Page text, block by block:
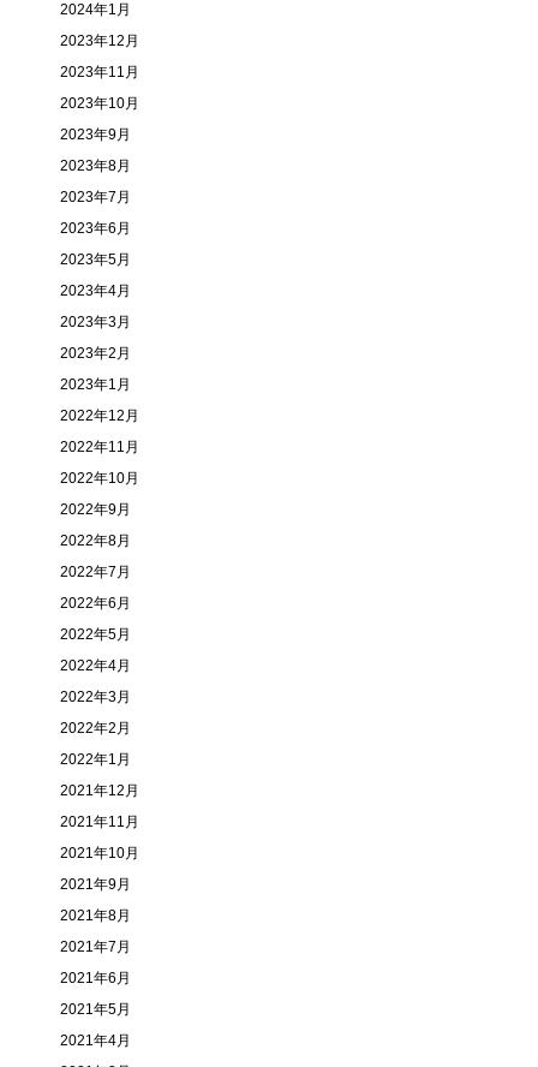
2024年1月
2023年12月
2023年11月
2023年10月
2023年9月
2023年8月
2023年7月
2023年6月
2023年5月
2023年4月
2023年3月
2023年2月
2023年1月
2022年12月
2022年11月
2022年10月
2022年9月
2022年8月
2022年7月
2022年6月
2022年5月
2022年4月
2022年3月
2022年2月
2022年1月
2021年12月
2021年11月
2021年10月
2021年9月
2021年8月
2021年7月
2021年6月
2021年5月
2021年4月